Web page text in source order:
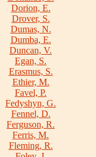
Dorion, E.
Drover, S.
Dumas, N.
Dumba, E.
Duncan, V.
Egan, S.
Erasmus, S.
Ethier, M.
Favel, P.
Fedyshyn, G.
Fennel, D.
Ferguson, R.
Ferris, M.
Fleming, R.